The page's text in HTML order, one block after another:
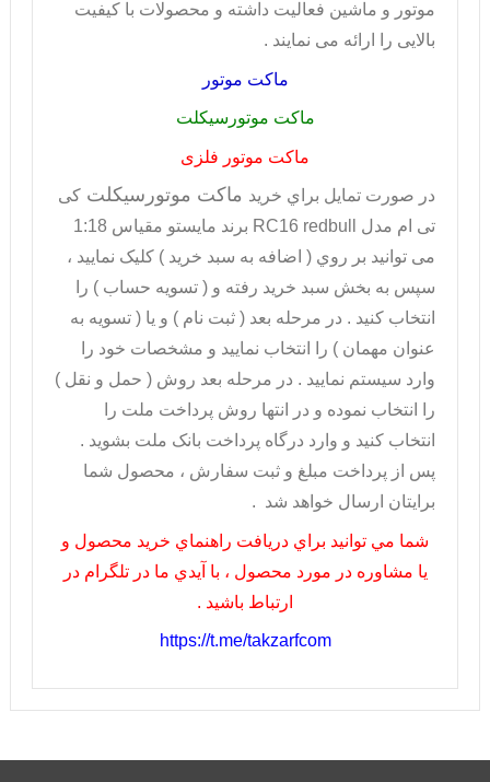
موتور و ماشین فعالیت داشته و محصولات با کیفیت
بالایی را ارائه می نمایند .
ماکت موتور
ماکت موتورسیکلت
ماکت موتور فلزی
در صورت تمايل براي خريد ماکت موتورسیکلت کی
تی ام مدل
RC16 redbull
برند مایستو مقیاس 1:18
می توانيد بر روي ( اضافه به سبد خريد ) کليک نماييد ،
سپس به بخش سبد خريد رفته و ( تسويه حساب ) را
انتخاب کنيد . در مرحله بعد ( ثبت نام ) و يا ( تسويه به
عنوان مهمان ) را انتخاب نماييد و مشخصات خود را
وارد سيستم نماييد . در مرحله بعد روش ( حمل و نقل )
را انتخاب نموده و در انتها روش پرداخت ملت را
انتخاب کنيد و وارد درگاه پرداخت بانک ملت بشويد .
پس از پرداخت مبلغ و ثبت سفارش ، محصول شما
برايتان ارسال خواهد شد .
شما مي توانيد براي دريافت راهنماي خريد محصول و
يا مشاوره در مورد محصول ، با آيدي ما در تلگرام در
ارتباط باشيد .
https://t.me/takzarfcom